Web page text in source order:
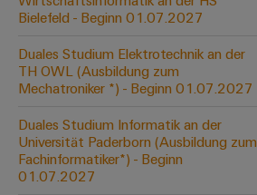
Abwasseraufbereitung
für
die
Wasser-
Abwasserindustrie
Wasserstoff
Wasserstoff
Werkzeuge
Automaten
Software
Markierer
Industriedrucker
Bielefeld - Beginn 01.07.2027
Duales Studium Elektrotechnik an der
TH OWL (Ausbildung zum
Mechatroniker *) - Beginn 01.07.2027
Duales Studium Informatik an der
Universität Paderborn (Ausbildung zum
Fachinformatiker*) - Beginn
01.07.2027